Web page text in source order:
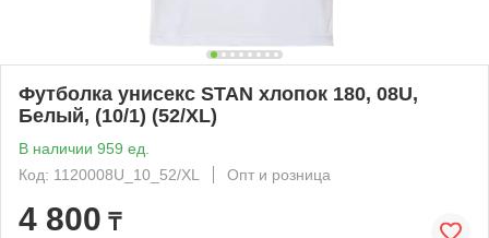
Футболка унисекс STAN хлопок 180, 08U,
Белый, (10/1) (52/XL)
В наличии 959 ед.
Код: 1120008U_10_52/XL
Опт и розница
4 800 ₸